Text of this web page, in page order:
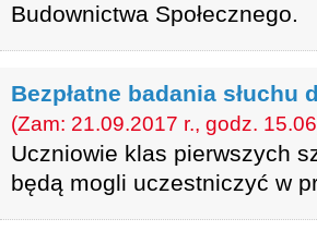
Budownictwa Społecznego.
Bezpłatne badania słuchu
(Zam: 21.09.2017 r., godz.
Uczniowie klas pierwszych
będą mogli uczestniczyć w